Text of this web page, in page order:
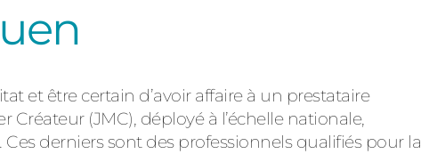
et être certain d’avoir affaire à un prestataire
(JMC), déployé à l’échelle nationale,
derniers sont des professionnels qualifiés pour la